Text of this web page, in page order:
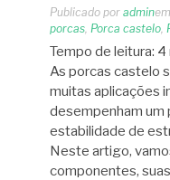
Publicado por adminem
porcas Porca castelo
Tempo de leitura: 4
As porcas castelo
muitas aplicações
desempenham um
estabilidade de
Neste artigo,
componentes,